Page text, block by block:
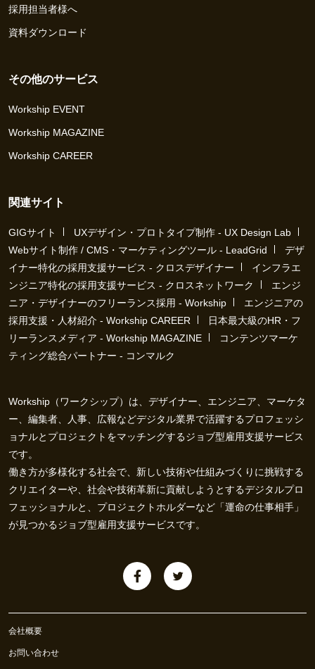
採用担当者様へ
資料ダウンロード
その他のサービス
Workship EVENT
Workship MAGAZINE
Workship CAREER
関連サイト
GIGサイト
UXデザイン・プロトタイプ制作 - UX Design Lab
Webサイト制作 / CMS・マーケティングツール - LeadGrid
デザ
イナー特化の採用支援サービス - クロスデザイナー
インフラエ
ンジニア特化の採用支援サービス - クロスネットワーク
エンジ
ニア・デザイナーのフリーランス採用 - Workship
エンジニアの
採用支援・人材紹介 - Workship CAREER
日本最大級のHR・フ
リーランスメディア - Workship MAGAZINE
コンテンツマーケ
ティング総合パートナー - コンマルク
Workship（ワークシップ）は、デザイナー、エンジニア、マーケタ
ー、編集者、人事、広報などデジタル業界で活躍するプロフェッシ
ョナルとプロジェクトをマッチングするジョブ型雇用支援サービス
です。
働き方が多様化する社会で、新しい技術や仕組みづくりに挑戦する
クリエイターや、社会や技術革新に貢献しようとするデジタルプロ
フェッショナルと、プロジェクトホルダーなど「運命の仕事相手」
が見つかるジョブ型雇用支援サービスです。
会社概要
お問い合わせ